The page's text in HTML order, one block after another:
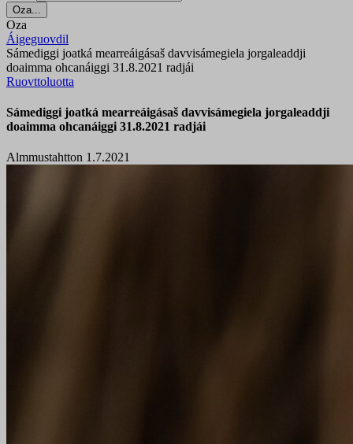
Oza...
Oza
Áigeguovdil
Sámediggi joatká mearreáigásaš davvisámegiela jorgaleaddji
doaimma ohcanáiggi 31.8.2021 radjái
Ruovttoluotta
Sámediggi joatká mearreáigásaš davvisámegiela jorgaleaddji
doaimma ohcanáiggi 31.8.2021 radjái
Almmustahtton 1.7.2021